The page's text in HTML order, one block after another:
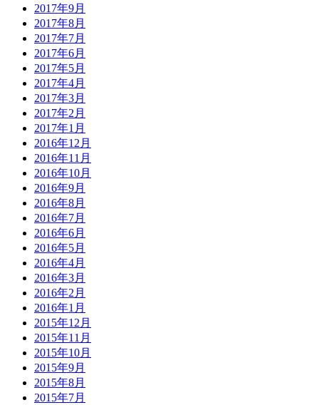
2017年9月
2017年8月
2017年7月
2017年6月
2017年5月
2017年4月
2017年3月
2017年2月
2017年1月
2016年12月
2016年11月
2016年10月
2016年9月
2016年8月
2016年7月
2016年6月
2016年5月
2016年4月
2016年3月
2016年2月
2016年1月
2015年12月
2015年11月
2015年10月
2015年9月
2015年8月
2015年7月